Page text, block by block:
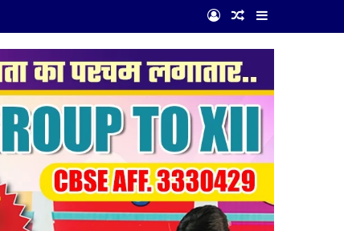
Log InRandom Article
Sidebar